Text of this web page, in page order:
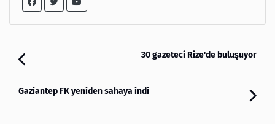
30 gazeteci Rize'de buluşuyor
Gaziantep FK yeniden sahaya indi